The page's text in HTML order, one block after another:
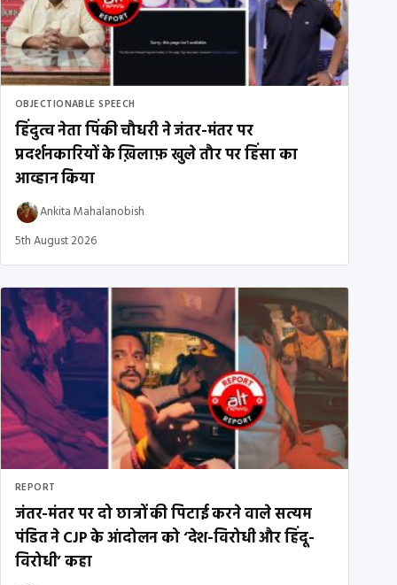
OBJECTIONABLE SPEECH
हिंदुत्व नेता पिंकी चौधरी ने जंतर-मंतर पर
प्रदर्शनकारियों के ख़िलाफ़ खुले तौर पर हिंसा का
आव्हान किया
Ankita Mahalanobish
5th August 2026
REPORT
जंतर-मंतर पर दो छात्रों की पिटाई करने वाले सत्यम
पंडित ने CJP के आंदोलन को ‘देश-विरोधी और हिंदू-
विरोधी’ कहा